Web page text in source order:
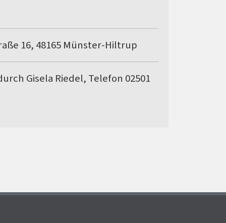
16, 48165 Münster-Hiltrup
Gisela Riedel, Telefon 02501